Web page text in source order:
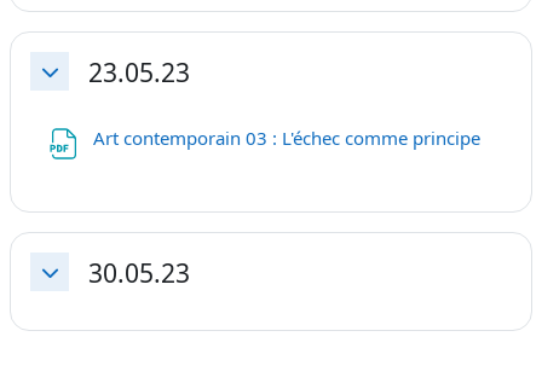
Replier23.05.23
Art contemporain 03 : L'échec comme principeFichier
Replier30.05.23